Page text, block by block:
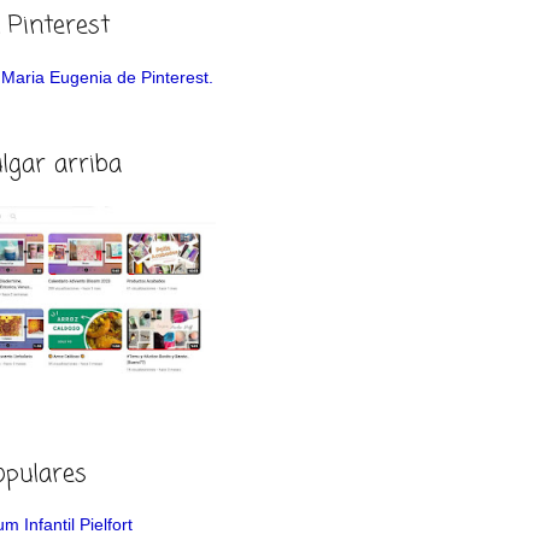
Pinterest
Eugenia de Pinterest.
arriba
Infantil Pielfort